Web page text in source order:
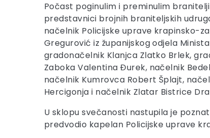
Počast poginulim i preminulim
predstavnici brojnih braniteljskih
načelnik Policijske uprave krapinsko-
Gregurović iz županijskog odjela
gradonačelnik Klanjca Zlatko Brlek,
Zaboka Valentina Đurek, načelnik
načelnik Kumrovca Robert Šplajt,
Hercigonja i načelnik Zlatar Bistrice
U sklopu svečanosti nastupila je
predvodio kapelan Policijske uprave